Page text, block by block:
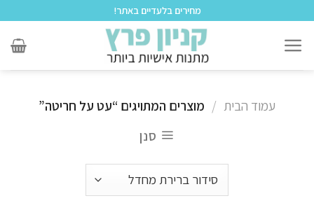
מחירים בלעדיים באתר!
עמוד הבית / מוצרים המתויגים “עט על חריטה”
סנן